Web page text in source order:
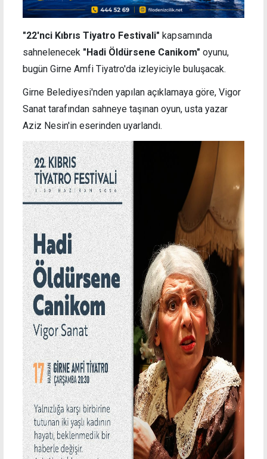
"22'nci Kıbrıs Tiyatro Festivali" kapsamında
sahnelenecek "Hadi Öldürsene Canikom" oyunu,
bugün Girne Amfi Tiyatro'da izleyiciyle buluşacak.
Girne Belediyesi'nden yapılan açıklamaya göre, Vigor
Sanat tarafından sahneye taşınan oyun, usta yazar
Aziz Nesin'in eserinden uyarlandı.